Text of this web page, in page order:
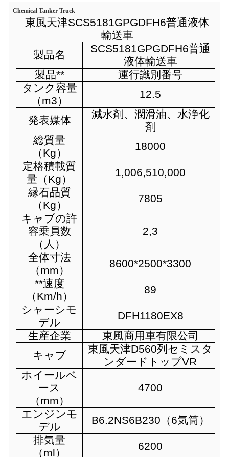
Chemical Tanker Truck
東風天津SCS5181GPGDFH6普通液体
輸送車
製品名
SCS5181GPGDFH6普通
液体輸送車
製品**
運行識別番号
タンク容量
（m3）
12.5
発表媒体
減水剤、潤滑油、水浄化
剤
総質量
（Kg）
18000
定格積載質
量（Kg）
1,006,510,000
縁石品質
（Kg）
7805
キャブの許
容乗員数
（人）
2,3
全体寸法
（mm）
8600*2500*3300
**速度
（Km/h）
89
シャーシモ
デル
DFH1180EX8
生産企業
東風商用車有限公司
キャブ
東風天津D560列セミスタ
ンダードトップVR
ホイールベ
ース
（mm）
4700
エンジンモ
デル
B6.2NS6B230（6気筒）
排気量
（ml）
6200